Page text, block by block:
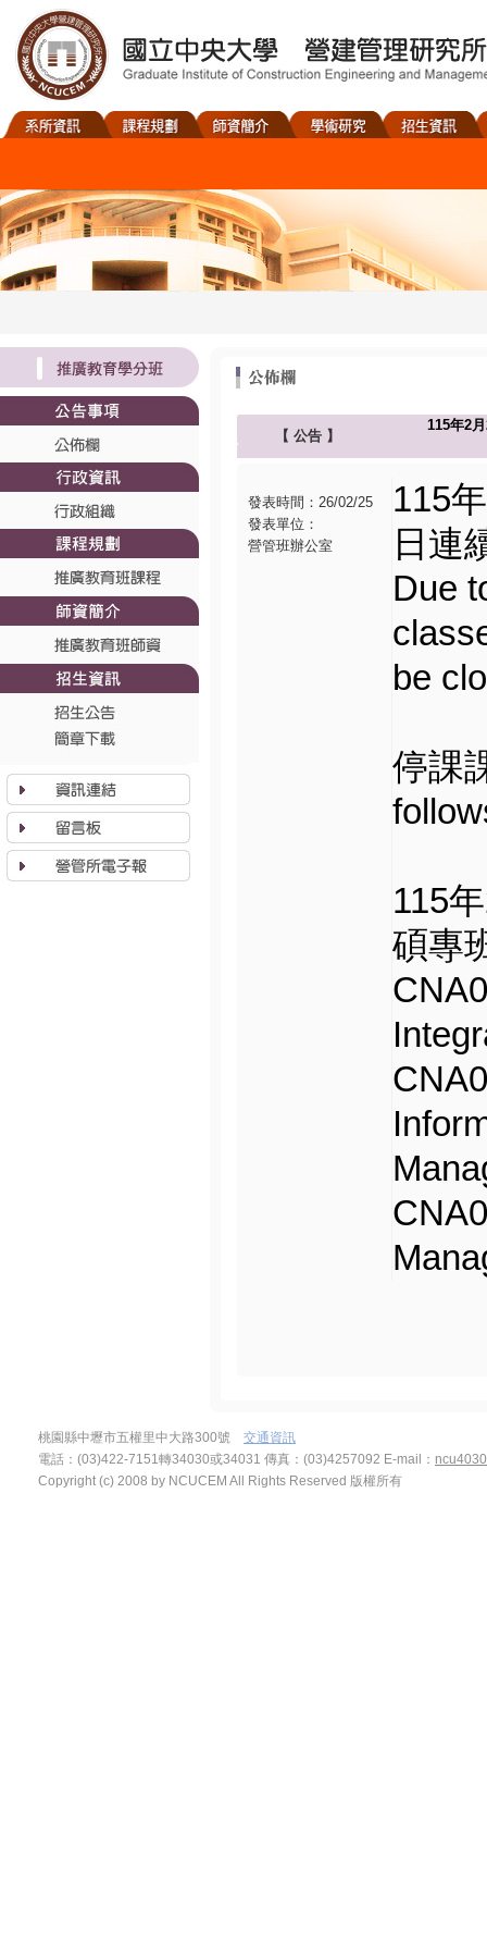
【 公告 】
115年2
發表時間：26/02/25
發表單位：
營管班辦公室
115
日連
Due
be
停課
115
碩專
桃園縣中壢市五權里中大路300號 交通資訊
電話：(03)422-7151轉34030或34031 傳真：(03)4257092 E-mail：
Copyright (c) 2008 by NCUCEM All Rights Reserved 版權所有